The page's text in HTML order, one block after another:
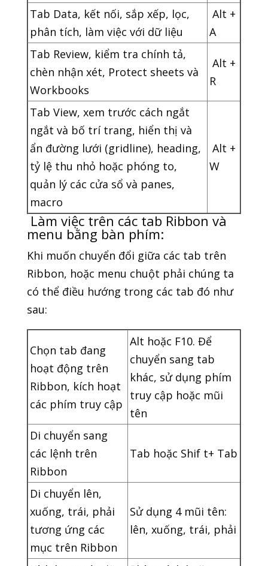
Tab Data, kết nối, sắp xếp, lọc,
phân tích, làm việc với dữ liệu
Alt +
A
Tab Review, kiểm tra chính tả,
chèn nhận xét, Protect sheets và
Workbooks
Alt +
R
Tab View, xem trước cách ngắt
ngắt và bố trí trang, hiển thị và
ẩn đường lưới (gridline), heading,
tỷ lệ thu nhỏ hoặc phóng to,
quản lý các cửa sổ và panes,
macro
Alt +
W
Làm việc trên các tab Ribbon và
menu bằng bàn phím:
Khi muốn chuyển đổi giữa các tab trên
Ribbon, hoặc menu chuột phải chúng ta
có thể điều hướng trong các tab đó như
sau:
Chọn tab đang
hoạt động trên
Ribbon, kích hoạt
các phím truy cập
Alt hoặc F10. Để
chuyển sang tab
khác, sử dụng phím
truy cập hoặc mũi
tên
Di chuyển sang
các lệnh trên
Ribbon
Tab hoặc Shif t+ Tab
Di chuyển lên,
xuống, trái, phải
tương ứng các
mục trên Ribbon
Sử dụng 4 mũi tên:
lên, xuống, trái, phải